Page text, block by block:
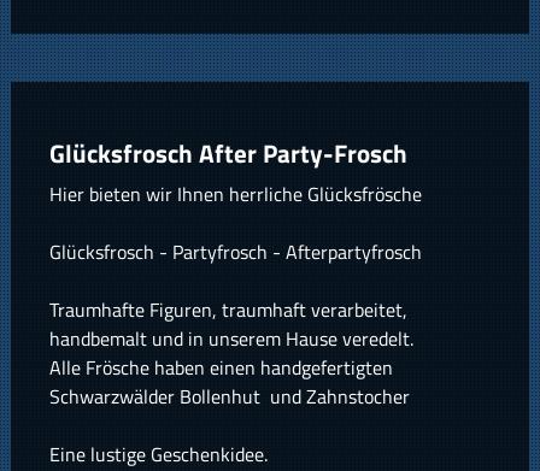
Glücksfrosch After Party-Frosch
Hier bieten wir Ihnen herrliche Glücksfrösche
Glücksfrosch - Partyfrosch - Afterpartyfrosch
Traumhafte Figuren, traumhaft verarbeitet,
handbemalt und in unserem Hause veredelt.
Alle Frösche haben einen handgefertigten
Schwarzwälder Bollenhut und Zahnstocher
Eine lustige Geschenkidee.